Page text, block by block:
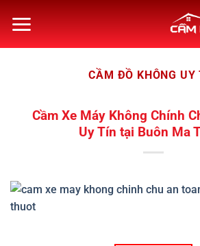
qua
CẦM ĐỒ KHÔNG UY
Cầm Xe Máy Không Chính
Uy Tín tại Buôn Ma